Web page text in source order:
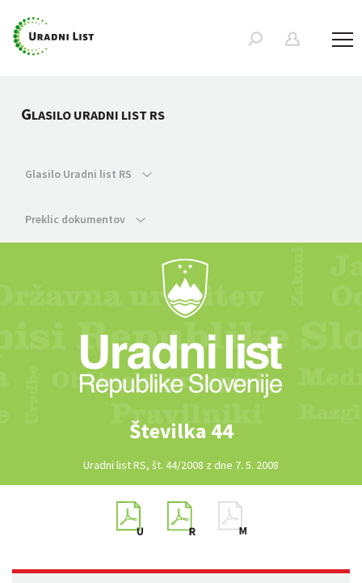
GLASILO URADNI LIST RS
Glasilo Uradni list RS
Preklic dokumentov
Številka 44
Uradni list RS, št. 44/2008 z dne 7. 5. 2008